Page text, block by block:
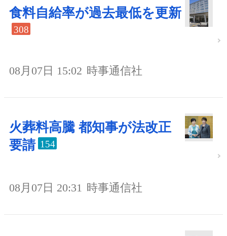
食料自給率が過去最低を更新
308
08月07日 15:02 時事通信社
火葬料高騰 都知事が法改正
要請 154
08月07日 20:31 時事通信社